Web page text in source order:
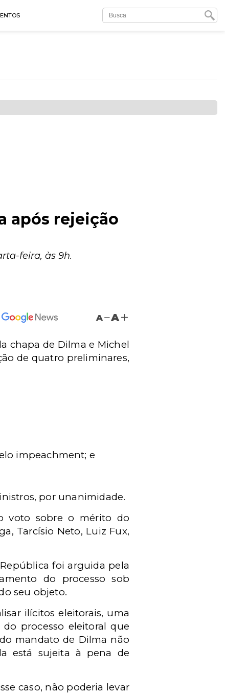
após rejeição
feira, às 9h.
A A
chapa de Dilma e Michel
de quatro preliminares,
impeachment; e
por unanimidade.
voto sobre o mérito do
Tarcísio Neto, Luiz Fux,
foi arguida pela
do processo sob
seu objeto.
ilícitos eleitorais, uma
processo eleitoral que
mandato de Dilma não
está sujeita à pena de
caso, não poderia levar